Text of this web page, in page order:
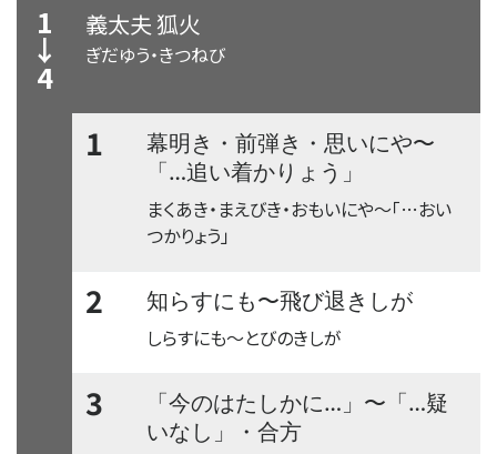
1
↓
4
義太夫 狐火
ぎだゆう・きつねび
1 幕明き・前弾き・思いにや〜
「…追い着かりょう」
まくあき・まえびき・おもいにや〜「…おい
つかりょう」
2 知らすにも〜飛び退きしが
しらすにも〜とびのきしが
3 「今のはたしかに…」 〜 「…疑
いなし」・合方